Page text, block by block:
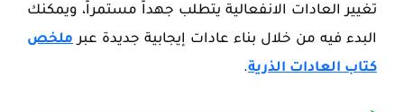
تغيير العادات الانفعالية يتطلب جهداً مستمراً، ويمكنك
البدء فيه من خلال بناء عادات إيجابية جديدة عبرملخص
كتاب العادات الذرية.